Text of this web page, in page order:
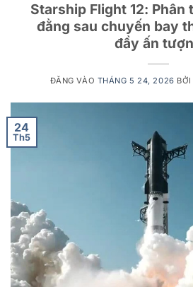
Starship Flight 12: Phân
đằng sau chuyến bay
đầy ấn
ĐĂNG VÀO THÁNG 5 24, 2026 BỞI
24
Th5